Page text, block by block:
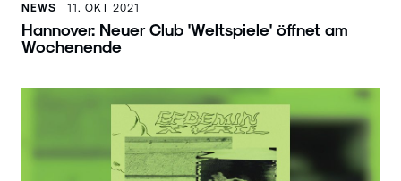
NEWS 11. OKT 2021
Hannover: Neuer Club 'Weltspiele' öffnet am
Wochenende